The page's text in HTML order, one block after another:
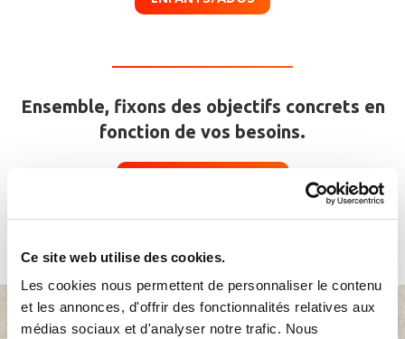
Ce site web utilise des cookies.
Les cookies nous permettent de personnaliser le contenu
et les annonces, d'offrir des fonctionnalités relatives aux
médias sociaux et d'analyser notre trafic. Nous
Ensemble, fixons des objectifs concrets en
fonction de vos besoins.